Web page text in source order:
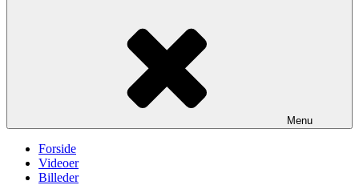
Menu
Forside
Videoer
Billeder